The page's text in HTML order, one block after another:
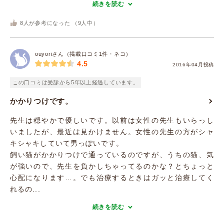
続きを読む
8 人が参考になった （ 9 人中）
ouyoriさん（掲載口コミ1件・ネコ）
2016年04月投稿
4.5
この口コミは受診から5年以上経過しています。
かかりつけです。
先生は穏やかで優しいです。以前は女性の先生もいらっし
いましたが、最近は見かけません。女性の先生の方がシャ
キシャキしていて男っぽいです。
飼い猫がかかりつけで通っているのですが、うちの猫、気
が強いので、先生を負かしちゃってるのかな？とちょっと
心配になります…。でも治療するときはガッと治療してく
れるの...
続きを読む